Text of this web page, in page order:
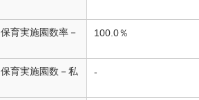
育実施園数率－
100.0％
育実施園数－私
-